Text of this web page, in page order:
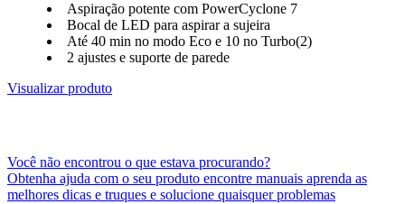
Aspiração potente com PowerCyclone 7
Bocal de LED para aspirar a sujeira
Até 40 min no modo Eco e 10 no Turbo(2)
2 ajustes e suporte de parede
Visualizar produto
Você não encontrou o que estava procurando?
Obtenha ajuda com o seu produto encontre manuais aprenda as
melhores dicas e truques e solucione quaisquer problemas